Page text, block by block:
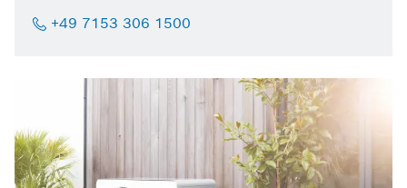
+49 7153 306 1500